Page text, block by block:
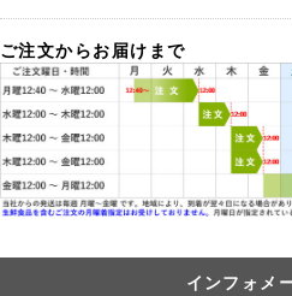
ご注文からお届けまで
インフォメ